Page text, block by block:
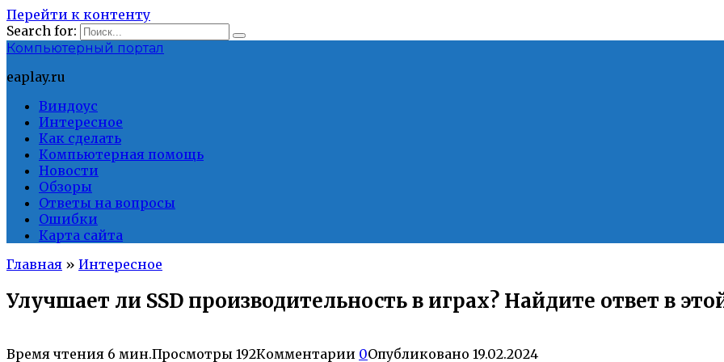
Перейти к контенту
Search for:
Компьютерный портал
eaplay.ru
Виндоус
Интересное
Как сделать
Компьютерная помощь
Новости
Обзоры
Ответы на вопросы
Ошибки
Карта сайта
Главная » Интересное
Улучшает ли SSD производительность в играх? Найдите ответ в
Время чтения 6 мин.Просмотры 192Комментарии 0Опубликовано 19.02.2024